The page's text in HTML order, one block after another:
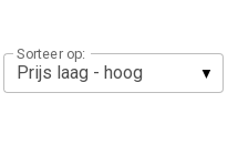
Sorteer op: